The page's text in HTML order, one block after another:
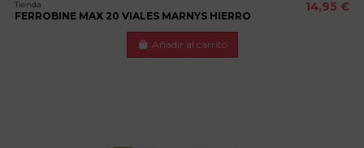
Tienda
FERROBINE MAX 20 VIALES MARNYS HIERRO
14,95 €
Añadir al carrito